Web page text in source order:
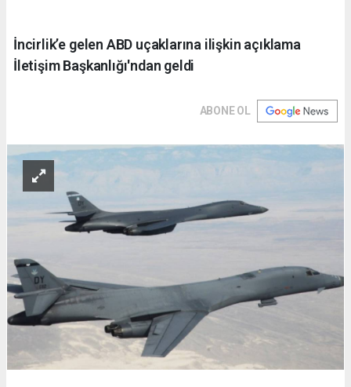
İncirlik’e gelen ABD uçaklarına ilişkin açıklama
İletişim Başkanlığı'ndan geldi
ABONE OL